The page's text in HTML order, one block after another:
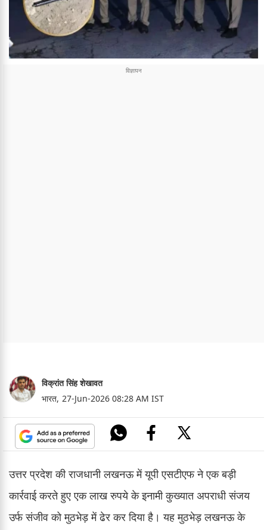
विक्रांत सिंह शेखावत
भारत, 27-Jun-2026 08:28 AM IST
उत्तर प्रदेश की राजधानी लखनऊ में यूपी एसटीएफ ने एक बड़ी
कार्रवाई करते हुए एक लाख रुपये के इनामी कुख्यात अपराधी संजय
उर्फ संजीव को मुठभेड़ में ढेर कर दिया है। यह मुठभेड़ लखनऊ के